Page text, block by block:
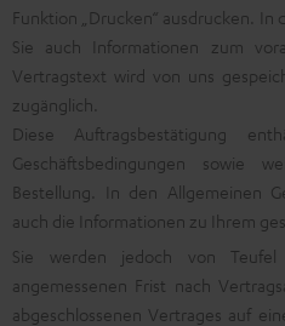
Funktion „Drucken“ ausdrucken.
Sie auch Informationen zum
Vertragstext wird von uns
zugänglich.
Diese Auftragsbestätigung
Geschäftsbedingungen sowie
Bestellung. In den Allgemeinen
auch die Informationen zu Ihrem
Sie werden jedoch von Teufel
angemessenen Frist nach
abgeschlossenen Vertrages auf